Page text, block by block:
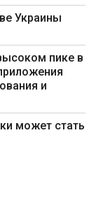
Украины
пике в
и
может стать